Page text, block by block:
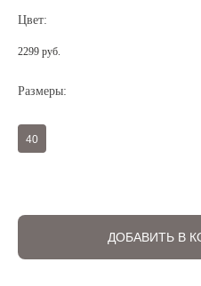
Цвет:
2299 руб.
Размеры:
40
ДОБАВИТЬ В